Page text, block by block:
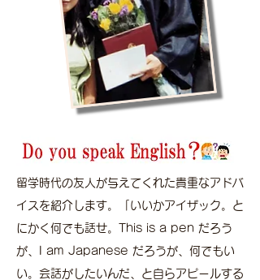
留学時代の友人が与えてくれた貴重なアドバ
イスを紹介します。「いいかアイザック。と
にかく何でも話せ。This is a pen だろう
が、I am Japanese だろうが、何でもい
い。会話がしたいんだ、と自らアピールする